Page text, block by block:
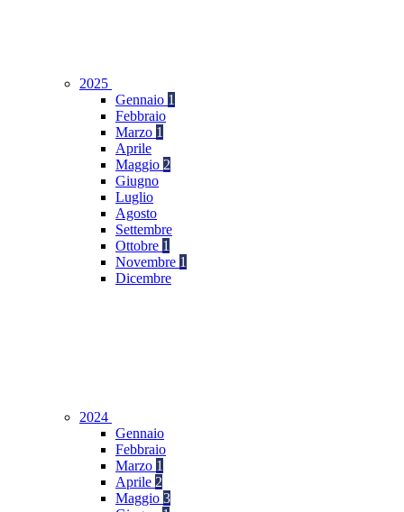
2025
Gennaio 1
Febbraio
Marzo 1
Aprile
Maggio 2
Giugno
Luglio
Agosto
Settembre
Ottobre 1
Novembre 1
Dicembre
2024
Gennaio
Febbraio
Marzo 1
Aprile 2
Maggio 3